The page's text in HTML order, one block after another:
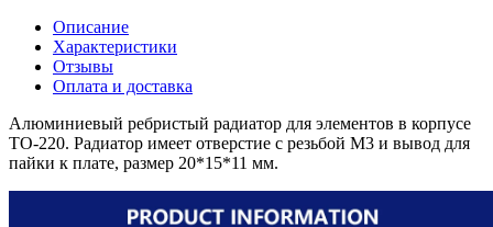
Описание
Характеристики
Отзывы
Оплата и доставка
Алюминиевый ребристый радиатор для элементов в корпусе
TO-220. Радиатор имеет отверстие с резьбой M3 и вывод для
пайки к плате, размер 20*15*11 мм.